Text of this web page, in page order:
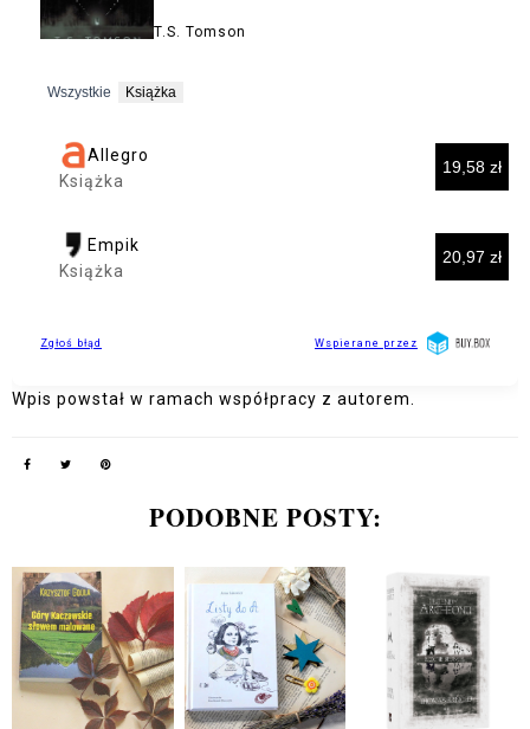
Wpis powstał w ramach współpracy z autorem.
PODOBNE POSTY: